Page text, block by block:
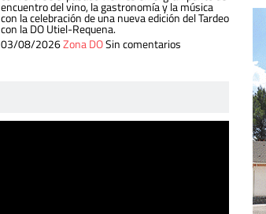
encuentro del vino, la gastronomía y la música
con la celebración de una nueva edición del Tardeo
con la DO Utiel-Requena.
03/08/2026Zona DOSin comentarios